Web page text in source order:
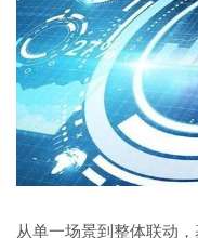
从单一场景到整体联动